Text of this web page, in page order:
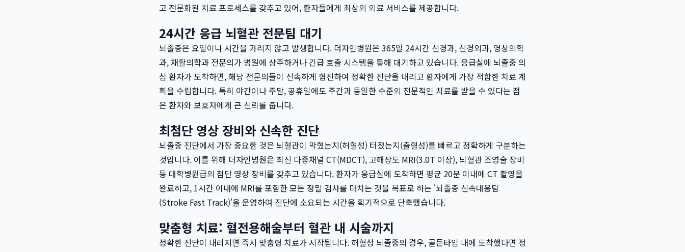
고 전문화된 치료 프로세스를 갖추고 있어, 환자들에게 최상의 의료 서비스를 제공합니다.
24시간 응급 뇌혈관 전문팀 대기
뇌졸중은 요일이나 시간을 가리지 않고 발생합니다. 더자인병원은 365일 24시간 신경과, 신경외과, 영상의학
과, 재활의학과 전문의가 병원에 상주하거나 긴급 호출 시스템을 통해 대기하고 있습니다. 응급실에 뇌졸중 의
심 환자가 도착하면, 해당 전문의들이 신속하게 협진하여 정확한 진단을 내리고 환자에게 가장 적합한 치료 계
획을 수립합니다. 특히 야간이나 주말, 공휴일에도 주간과 동일한 수준의 전문적인 치료를 받을 수 있다는 점
은 환자와 보호자에게 큰 신뢰를 줍니다.
최첨단 영상 장비와 신속한 진단
뇌졸중 진단에서 가장 중요한 것은 뇌혈관이 막혔는지(허혈성) 터졌는지(출혈성)를 빠르고 정확하게 구분하는
것입니다. 이를 위해 더자인병원은 최신 다중채널 CT(MDCT), 고해상도 MRI(3.0T 이상), 뇌혈관 조영술 장비
등 대학병원급의 첨단 영상 장비를 갖추고 있습니다. 환자가 응급실에 도착하면 평균 20분 이내에 CT 촬영을
완료하고, 1시간 이내에 MRI를 포함한 모든 정밀 검사를 마치는 것을 목표로 하는 '뇌졸중 신속대응팀
(Stroke Fast Track)'을 운영하여 진단에 소요되는 시간을 획기적으로 단축했습니다.
맞춤형 치료: 혈전용해술부터 혈관 내 시술까지
정확한 진단이 내려지면 즉시 맞춤형 치료가 시작됩니다. 허혈성 뇌졸중의 경우, 골든타임 내에 도착했다면 정